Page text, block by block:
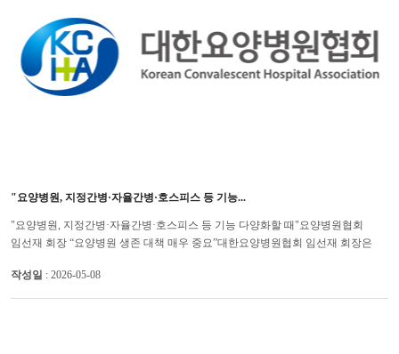
"요양병원, 지정간병·자율간병·호스피스 등 기능...
"요양병원, 지정간병·자율간병·호스피스 등 기능 다양화할 때"요양병원협회
임선재 회장 “요양병원 생존 대책 매우 중요”대한요양병원협회 임선재 회장은
작성일 : 2026-05-08